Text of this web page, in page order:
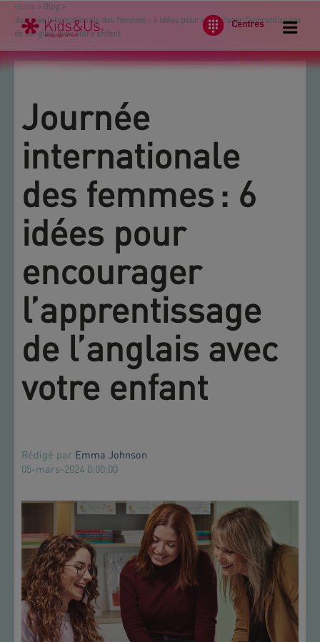
Centres
Home > Blog >
Journée internationale des femmes : 6 idées pour encourager l’apprentissage
de l’anglais avec votre enfant
Journée
internationale
des femmes : 6
idées pour
encourager
l’apprentissage
de l’anglais avec
votre enfant
Rédigé par Emma Johnson
05-mars-2024 0:00:00